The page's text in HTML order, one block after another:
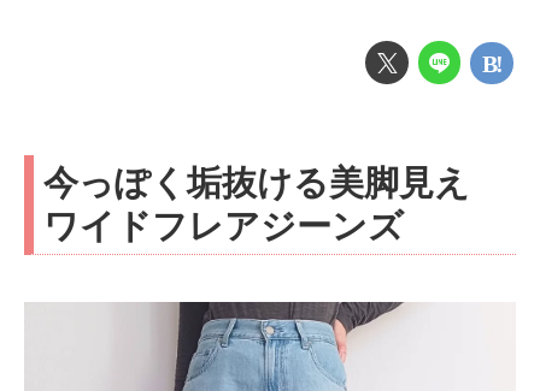
今っぽく垢抜ける美脚見え
ワイドフレアジーンズ